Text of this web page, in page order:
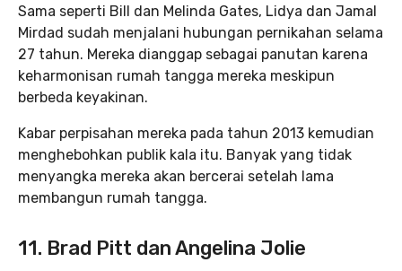
Sama seperti Bill dan Melinda Gates, Lidya dan Jamal
Mirdad sudah menjalani hubungan pernikahan selama
27 tahun. Mereka dianggap sebagai panutan karena
keharmonisan rumah tangga mereka meskipun
berbeda keyakinan.
Kabar perpisahan mereka pada tahun 2013 kemudian
menghebohkan publik kala itu. Banyak yang tidak
menyangka mereka akan bercerai setelah lama
membangun rumah tangga.
11. Brad Pitt dan Angelina Jolie